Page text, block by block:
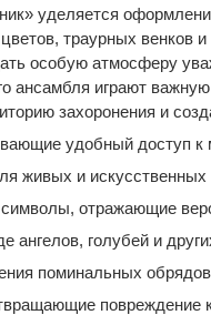
уделяется
траурных венков
особую атмосферу
ансамбля играют
захоронения и
удобный доступ к
живых и искусственных
отражающие
ангелов, голубей и
поминальных обрядов
повреждение